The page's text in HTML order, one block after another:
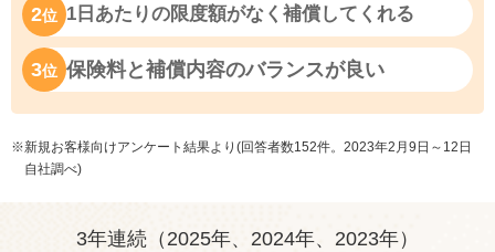
2位 1日あたりの限度額がなく補償してくれる
3位 保険料と補償内容のバランスが良い
※新規お客様向けアンケート結果より(回答者数152件。2023年2月9日～12日
自社調べ)
3年連続（2025年、2024年、2023年）